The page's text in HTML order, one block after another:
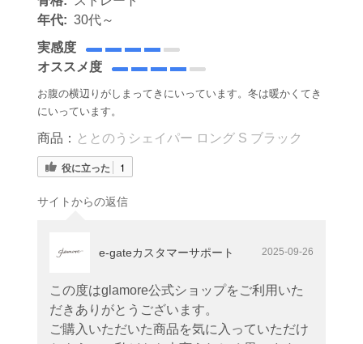
年代: 30代～
実感度
オススメ度
お腹の横辺りがしまってきにいっています。冬は暖かくてき
にいっています。
商品： ととのうシェイパー ロング S ブラック
役に立った 1
サイトからの返信
e-gateカスタマーサポート 2025-09-26
この度はglamore公式ショップをご利用いた
だきありがとうございます。
ご購入いただいた商品を気に入っていただけ